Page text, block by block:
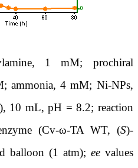
1 mM; prochiral
ammonia, 4 mM; Ni-NPs,
10 mL, pH = 8.2; reaction
(Cv-ω-TA WT, (S)-
balloon (1 atm); ee values